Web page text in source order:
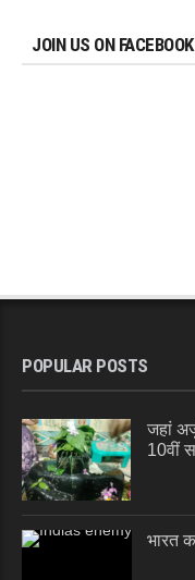
JOIN US ON FACEBOOK
POPULAR POSTS
जहां
10वीं
भारत